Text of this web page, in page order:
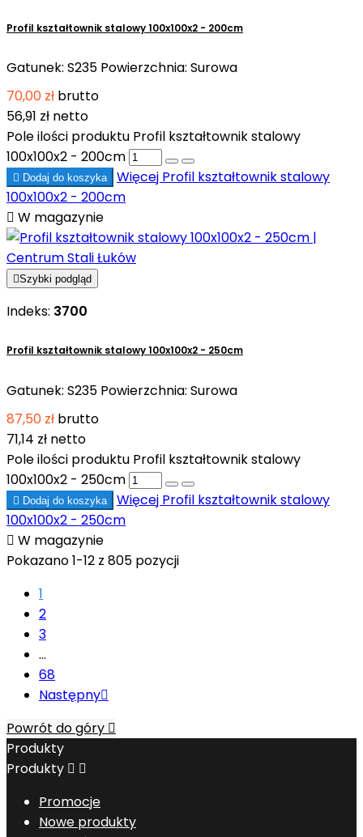
Profil kształtownik stalowy 100x100x2 - 200cm
Gatunek: S235 Powierzchnia: Surowa
70,00 zł brutto
56,91 zł netto
Pole ilości produktu Profil kształtownik stalowy
100x100x2 - 200cm
 Dodaj do koszyka Więcej Profil kształtownik stalowy
100x100x2 - 200cm
 W magazynie
Szybki podgląd
Indeks: 3700
Profil kształtownik stalowy 100x100x2 - 250cm
Gatunek: S235 Powierzchnia: Surowa
87,50 zł brutto
71,14 zł netto
Pole ilości produktu Profil kształtownik stalowy
100x100x2 - 250cm
 Dodaj do koszyka Więcej Profil kształtownik stalowy
100x100x2 - 250cm
 W magazynie
Pokazano 1-12 z 805 pozycji
1
2
3
…
68
Następny
Powrót do góry 
Produkty
Produkty  
Promocje
Nowe produkty